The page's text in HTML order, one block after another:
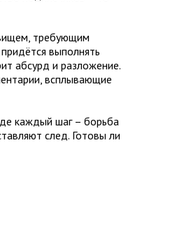
требующим
выполнять
абсурд и разложение.
всплывающие
каждый шаг – борьба
след. Готовы ли